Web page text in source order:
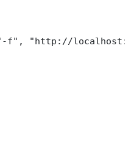
f", "http://